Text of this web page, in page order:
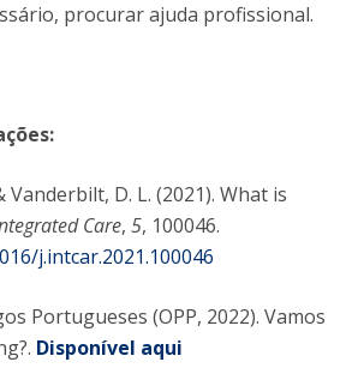
procurar ajuda profissional.
Vanderbilt, D. L. (2021). What is
Care, 5, 100046.
j.intcar.2021.100046
Portugueses (OPP, 2022). Vamos
Disponível aqui